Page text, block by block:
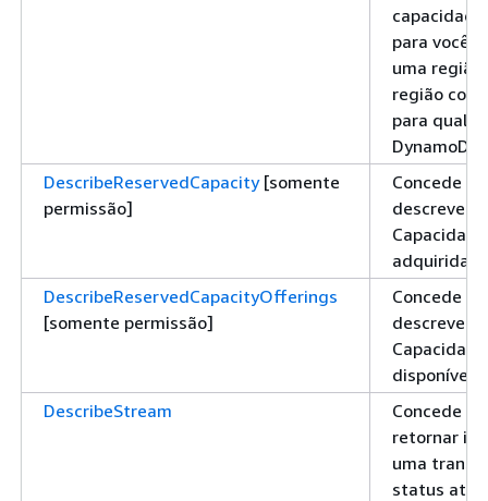
para você
uma
região
para
DynamoDB
DescribeReservedCapacity[somente
permissão]
Concede
descrever
adquirida
DescribeReservedCapacityOfferings
[somente permissão]
Concede
descrever
disponíveis
DescribeStream
Concede
retornar
uma
status